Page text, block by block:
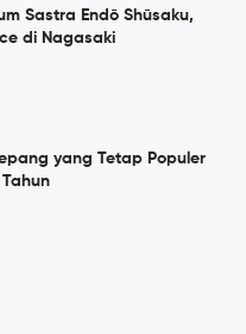
Sastra Endō Shūsaku,
di Nagasaki
yang Tetap Populer